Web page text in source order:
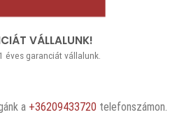
VÁLLALUNK!
éves garanciát vállalunk.
a +36209433720 telefonszámon.